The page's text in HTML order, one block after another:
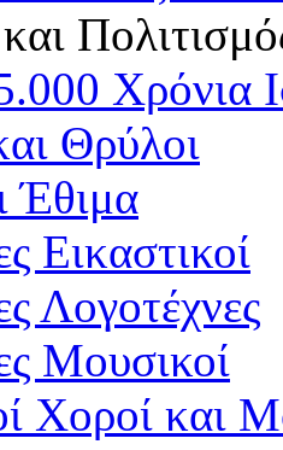
Χρόνια
Θρύλοι
Έθιμα
Εικαστικοί
Λογοτέχνες
Μουσικοί
Χοροί και